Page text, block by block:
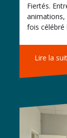
Fiertés.
animations,
fois
Lire la